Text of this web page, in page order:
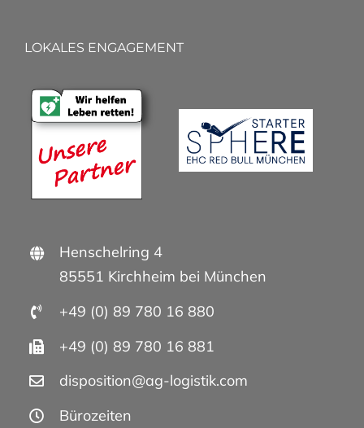
LOKALES ENGAGEMENT
Henschelring 4
85551 Kirchheim bei München
+49 (0) 89 780 16 880
+49 (0) 89 780 16 881
disposition@ag-logistik.com
Bürozeiten